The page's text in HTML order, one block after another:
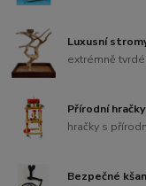
Luxusní
extrémně
Přírodní
hračky s
Bezpečné